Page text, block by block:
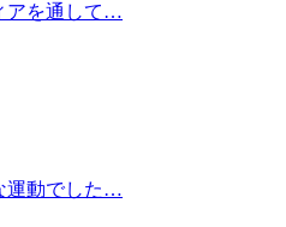
アを通して…
運動でした…